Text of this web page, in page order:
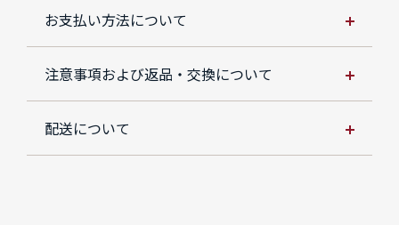
お支払い方法について
注意事項および返品・交換について
配送について